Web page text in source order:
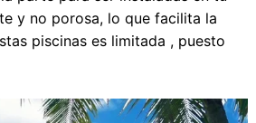
y no porosa, lo que facilita la
piscinas es limitada , puesto